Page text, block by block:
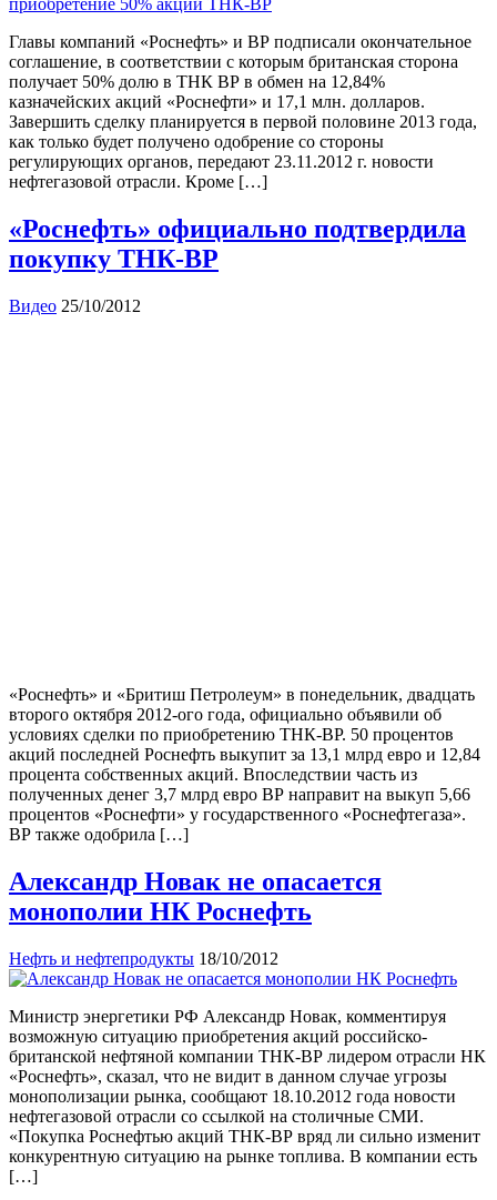
Главы компаний «Роснефть» и ВР подписали окончательное
соглашение, в соответствии с которым британская сторона
получает 50% долю в ТНК ВР в обмен на 12,84%
казначейских акций «Роснефти» и 17,1 млн. долларов.
Завершить сделку планируется в первой половине 2013 года,
как только будет получено одобрение со стороны
регулирующих органов, передают 23.11.2012 г. новости
нефтегазовой отрасли. Кроме […]
«Роснефть» официально подтвердила
покупку ТНК-ВР
Видео 25/10/2012
«Роснефть» и «Бритиш Петролеум» в понедельник, двадцать
второго октября 2012-ого года, официально объявили об
условиях сделки по приобретению ТНК-ВР. 50 процентов
акций последней Роснефть выкупит за 13,1 млрд евро и 12,84
процента собственных акций. Впоследствии часть из
полученных денег 3,7 млрд евро ВР направит на выкуп 5,66
процентов «Роснефти» у государственного «Роснефтегаза».
ВР также одобрила […]
Александр Новак не опасается
монополии НК Роснефть
Нефть и нефтепродукты 18/10/2012
Министр энергетики РФ Александр Новак, комментируя
возможную ситуацию приобретения акций российско-
британской нефтяной компании ТНК-ВР лидером отрасли НК
«Роснефть», сказал, что не видит в данном случае угрозы
монополизации рынка, сообщают 18.10.2012 года новости
нефтегазовой отрасли со ссылкой на столичные СМИ.
«Покупка Роснефтью акций ТНК-ВР вряд ли сильно изменит
конкурентную ситуацию на рынке топлива. В компании есть
[…]